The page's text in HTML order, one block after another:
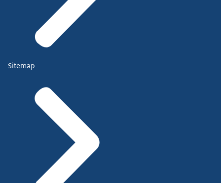
Sitemap